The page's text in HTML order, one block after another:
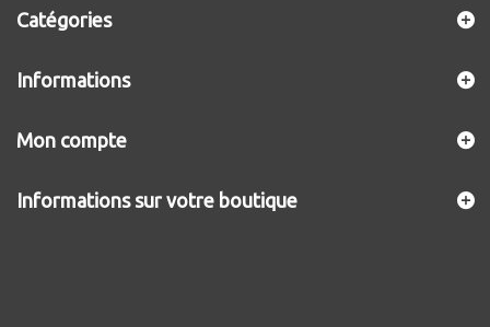
Catégories
Informations
Mon compte
Informations sur votre boutique